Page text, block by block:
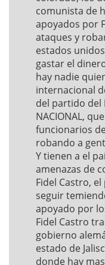
comunista de
apoyados por
ataques y
estados
gastar el
hay nadie
internacional
del partido del
NACIONAL,
funcionarios
robando a
Y tienen a el
amenazas de
Fidel Castro,
seguir
apoyado por
Fidel Castro
gobierno
estado de
donde hay